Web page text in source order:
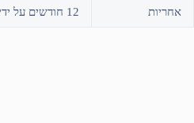
אחריות 12 חודשים על ידי היבואן "טק-טופ"